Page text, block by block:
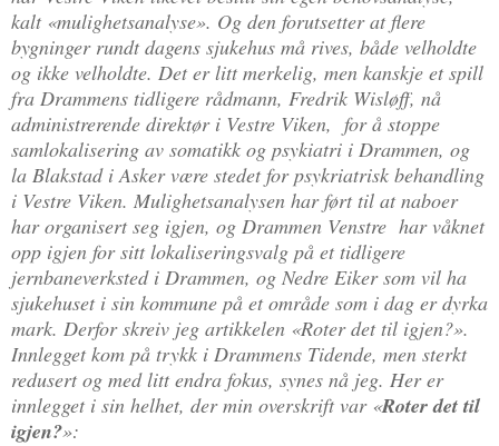
kalt «mulighetsanalyse». Og den forutsetter at flere
bygninger rundt dagens sjukehus må rives, både velholdte
og ikke velholdte. Det er litt merkelig, men kanskje et spill
fra Drammens tidligere rådmann, Fredrik Wisløff, nå
administrerende direktør i Vestre Viken, for å stoppe
samlokalisering av somatikk og psykiatri i Drammen, og
la Blakstad i Asker være stedet for psykriatrisk behandling
i Vestre Viken. Mulighetsanalysen har ført til at naboer
har organisert seg igjen, og Drammen Venstre har våknet
opp igjen for sitt lokaliseringsvalg på et tidligere
jernbaneverksted i Drammen, og Nedre Eiker som vil ha
sjukehuset i sin kommune på et område som i dag er dyrka
mark. Derfor skreiv jeg artikkelen «Roter det til igjen?».
Innlegget kom på trykk i Drammens Tidende, men sterkt
redusert og med litt endra fokus, synes nå jeg. Her er
innlegget i sin helhet, der min overskrift var «Roter det til
igjen?»: